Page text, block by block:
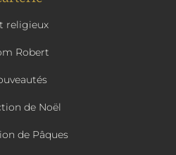
religieux
Robert
de Noël
de Pâques